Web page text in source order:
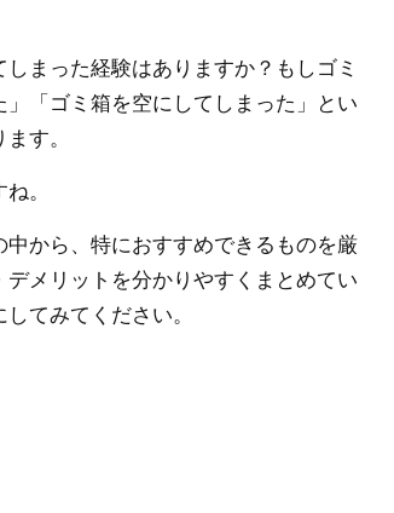
まった経験はありますか？もしゴミ
「ゴミ箱を空にしてしまった」とい
す。
。
から、特におすすめできるものを厳
メリットを分かりやすくまとめてい
てみてください。